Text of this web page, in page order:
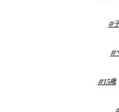
#
#
#15歳